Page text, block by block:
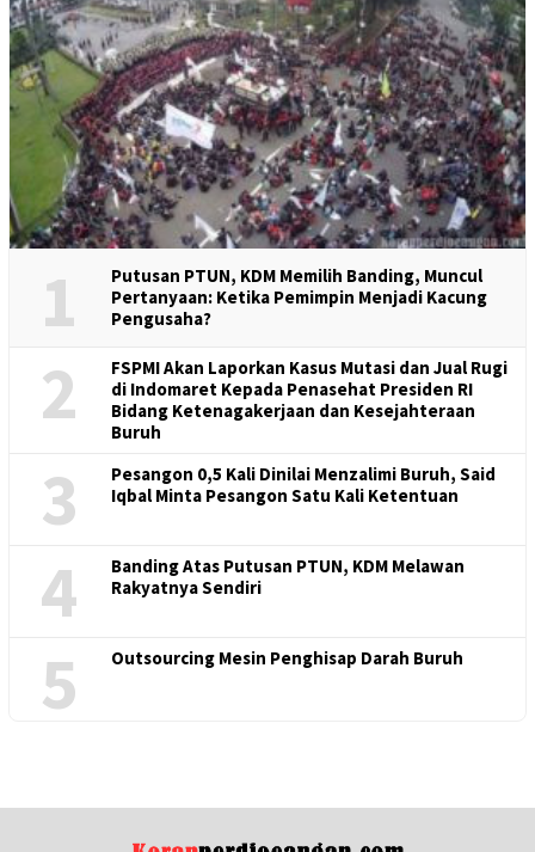
1
Putusan PTUN, KDM Memilih Banding, Muncul
Pertanyaan: Ketika Pemimpin Menjadi Kacung
Pengusaha?
2
FSPMI Akan Laporkan Kasus Mutasi dan Jual Rugi
di Indomaret Kepada Penasehat Presiden RI
Bidang Ketenagakerjaan dan Kesejahteraan
Buruh
3
Pesangon 0,5 Kali Dinilai Menzalimi Buruh, Said
Iqbal Minta Pesangon Satu Kali Ketentuan
4
Banding Atas Putusan PTUN, KDM Melawan
Rakyatnya Sendiri
5 Outsourcing Mesin Penghisap Darah Buruh